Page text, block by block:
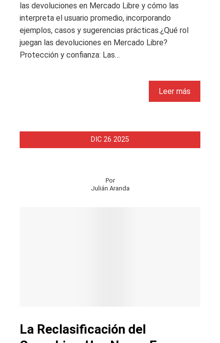
las devoluciones en Mercado Libre y cómo las
interpreta el usuario promedio, incorporando
ejemplos, casos y sugerencias prácticas.¿Qué rol
juegan las devoluciones en Mercado Libre?
Protección y confianza: Las…
Leer más
DIC 26 2025
Por
Julián Aranda
La Reclasificación del